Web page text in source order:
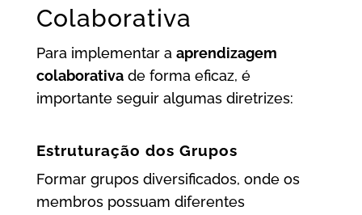
Colaborativa
Para implementar a aprendizagem
colaborativade forma eficaz, é
importante seguir algumas diretrizes:
Estruturação dos Grupos
Formar grupos diversificados, onde os
membros possuam diferentes